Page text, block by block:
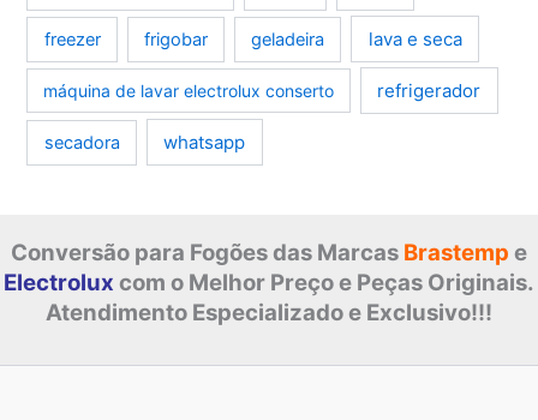
freezer frigobar geladeira lava e seca
máquina de lavar electrolux conserto refrigerador
secadora whatsapp
Conversão para Fogões das Marcas Brastemp e
Electrolux com o Melhor Preço e Peças Originais.
Atendimento Especializado e Exclusivo!!!